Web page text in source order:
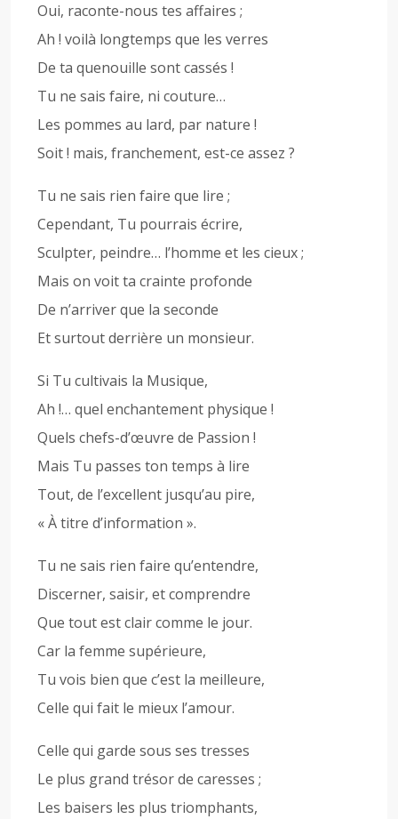
Oui, raconte-nous tes affaires ;
Ah ! voilà longtemps que les verres
De ta quenouille sont cassés !
Tu ne sais faire, ni couture…
Les pommes au lard, par nature !
Soit ! mais, franchement, est-ce assez ?
Tu ne sais rien faire que lire ;
Cependant, Tu pourrais écrire,
Sculpter, peindre… l’homme et les cieux ;
Mais on voit ta crainte profonde
De n’arriver que la seconde
Et surtout derrière un monsieur.
Si Tu cultivais la Musique,
Ah !… quel enchantement physique !
Quels chefs-d’œuvre de Passion !
Mais Tu passes ton temps à lire
Tout, de l’excellent jusqu’au pire,
« À titre d’information ».
Tu ne sais rien faire qu’entendre,
Discerner, saisir, et comprendre
Que tout est clair comme le jour.
Car la femme supérieure,
Tu vois bien que c’est la meilleure,
Celle qui fait le mieux l’amour.
Celle qui garde sous ses tresses
Le plus grand trésor de caresses ;
Les baisers les plus triomphants,